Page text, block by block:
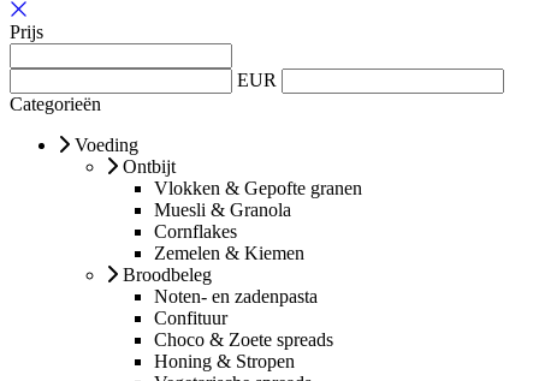
Prijs
EUR
Categorieën
Voeding
Ontbijt
Vlokken & Gepofte granen
Muesli & Granola
Cornflakes
Zemelen & Kiemen
Broodbeleg
Noten- en zadenpasta
Confituur
Choco & Zoete spreads
Honing & Stropen